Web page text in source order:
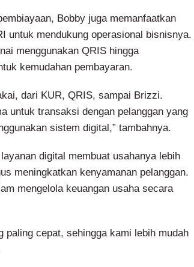
Bobby juga memanfaatkan
untuk mendukung operasional bisnisnya.
menggunakan QRIS hingga
kemudahan pembayaran.
dari KUR, QRIS, sampai Brizzi.
untuk transaksi dengan pelanggan yang
sistem digital,” tambahnya.
digital membuat usahanya lebih
meningkatkan kenyamanan pelanggan.
mengelola keuangan usaha secara
paling cepat, sehingga kami lebih mudah